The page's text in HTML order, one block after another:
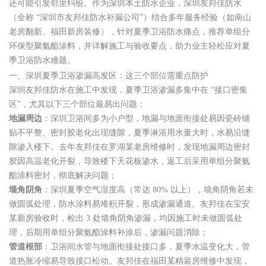
还可能引发邻里纠纷。作为深圳本土防水企业，深圳友邦佳防水
（全称 “深圳市友邦佳防水补漏公司”）结合多年服务经验（如南山
老房翻新、福田新房装修），针对夏季卫浴防水痛点，推荐单组分
环保型聚氨酯涂料，并详解施工与验收要点，助力业主轻松应对夏
季卫浴防水难题。
一、深圳夏季卫浴渗漏高发区：这三个部位需重点防护
深圳友邦佳防水在施工中发现，夏季卫浴渗漏多集中在 “接口密集
区”，尤其以下三个部位最易出问题：
地漏周边 ：深圳卫浴间多为小户型，地漏与地面衔接处易因瓷砖铺
贴不平整、密封胶老化出现缝隙，夏季淋浴用水量大时，水易沿缝
隙渗入楼下。去年友邦佳在罗湖某老房维修时，发现地漏周边密封
胶因高温老化开裂，导致楼下天花板渗水，返工后采用单组分聚氨
酯涂料密封，彻底解决问题；
墙角阴角 ：深圳夏季空气湿度高（常达 80% 以上），墙角阴角若未
做圆弧处理，防水涂料易堆积开裂，形成渗漏通道。友邦佳在宝安
某新房验收时，检出 3 处墙角阴角渗漏，均因施工时未做圆弧处
理，后期用单组分聚氨酯涂料补涂后，渗漏问题消除；
管道根部 ：卫浴间水管与地面衔接处接口多，夏季水温变化大，管
道热胀冷缩易导致接口松动。友邦佳在福田某精装房维修中发现，